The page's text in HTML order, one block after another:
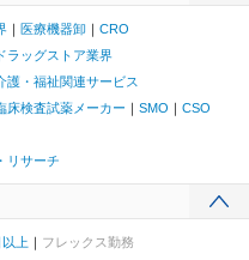
医療機器卸
CRO
ラッグストア業界
護・福祉関連サービス
床検査試薬メーカー SMO
CSO
リサーチ
上
フレックス勤務